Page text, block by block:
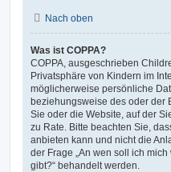
Nach oben
Was ist COPPA?
COPPA, ausgeschrieben
Privatsphäre von Kindern im
möglicherweise persönliche
beziehungsweise des oder der
Sie oder die Website, auf der
zu Rate. Bitte beachten Sie,
anbieten kann und nicht die
der Frage „An wen soll ich
gibt?“ behandelt werden.